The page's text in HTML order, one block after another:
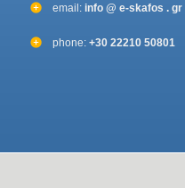
email: info @ e-skafos . gr
phone: +30 22210 50801